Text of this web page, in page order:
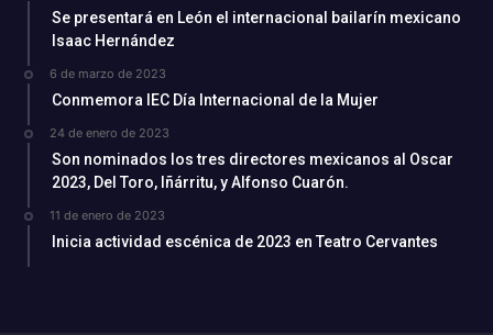
Se presentará en León el internacional bailarín mexicano
Isaac Hernández
6 de marzo de 2023
Conmemora IEC Día Internacional de la Mujer
24 de enero de 2023
Son nominados los tres directores mexicanos al Oscar
2023, Del Toro, Iñárritu, y Alfonso Cuarón.
11 de enero de 2023
Inicia actividad escénica de 2023 en Teatro Cervantes